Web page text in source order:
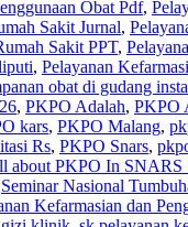
Obat Pdf,
Sakit Jurnal,
Sakit PPT,
, Pelayanan
obat di gudang
, PKPO Adalah, PKPO
kars, PKPO Malang,
Rs, PKPO Snars,
PKPO In SNARS
Seminar Nasional
Kefarmasian dan